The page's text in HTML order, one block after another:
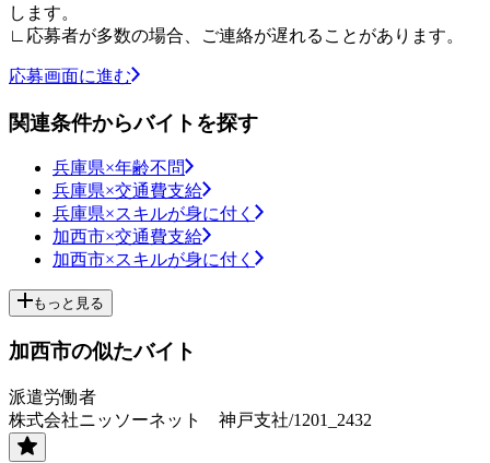
します。
∟応募者が多数の場合、ご連絡が遅れることがあります。
応募画面に進む
関連条件からバイトを探す
兵庫県×年齢不問
兵庫県×交通費支給
兵庫県×スキルが身に付く
加西市×交通費支給
加西市×スキルが身に付く
もっと見る
加西市の似たバイト
派遣労働者
株式会社ニッソーネット 神戸支社/1201_2432